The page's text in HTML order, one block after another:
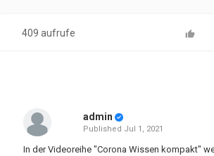
409 aufrufe
admin
Published Jul 1, 2021
In der Videoreihe "Corona Wissen kompakt"